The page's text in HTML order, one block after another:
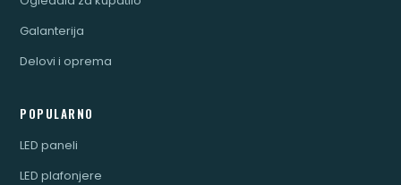
Galanterija
Delovi i oprema
POPULARNO
LED paneli
LED plafonjere